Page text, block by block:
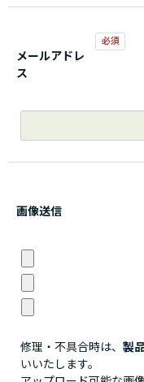
メールアドレ
ス
画像送信
修理・不具合時は、 製
いいたします。